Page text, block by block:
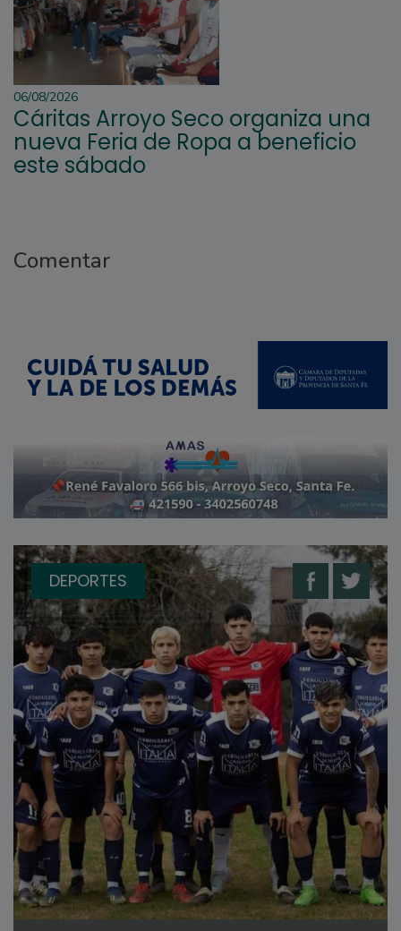
06/08/2026
Cáritas Arroyo Seco organiza una
nueva Feria de Ropa a beneficio
este sábado
Comentar
DEPORTES